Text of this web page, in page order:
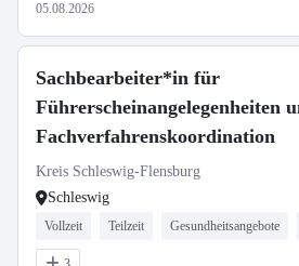
05.08.2026
Sachbearbeiter*in für
Führerscheinangelegenheiten
Fachverfahrenskoordination
Kreis Schleswig-Flensburg
Schleswig
Vollzeit Teilzeit Gesundheitsangebote